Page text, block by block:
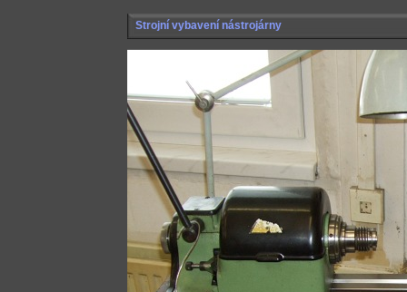
Strojní vybavení nástrojárny